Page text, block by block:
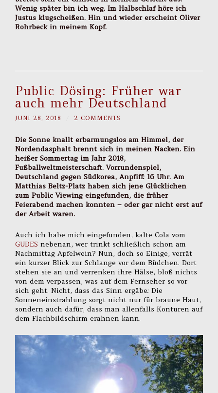
Wenig später bin ich weg. Im Halbschlaf höre ich
Justus klugscheißen. Hin und wieder erscheint Oliver
Rohrbeck in meinem Kopf.
Public Dösing: Früher war
auch mehr Deutschland
JUNI 28, 2018 2 COMMENTS
Die Sonne knallt erbarmungslos am Himmel, der
Nordendasphalt brennt sich in meinen Nacken. Ein
heißer Sommertag im Jahr 2018,
Fußballweltmeisterschaft. Vorrundenspiel,
Deutschland gegen Südkorea, Anpfiff: 16 Uhr. Am
Matthias Beltz-Platz haben sich jene Glücklichen
zum Public Viewing eingefunden, die früher
Feierabend machen konnten – oder gar nicht erst auf
der Arbeit waren.
Auch ich habe mich eingefunden, kalte Cola vom
GUDES nebenan, wer trinkt schließlich schon am
Nachmittag Apfelwein? Nun, doch so Einige, verrät
ein kurzer Blick zur Schlange vor dem Büdchen. Dort
stehen sie an und verrenken ihre Hälse, bloß nichts
von dem verpassen, was auf dem Fernseher so vor
sich geht. Nicht, dass das Sinn ergäbe: Die
Sonneneinstrahlung sorgt nicht nur für braune Haut,
sondern auch dafür, dass man allenfalls Konturen auf
dem Flachbildschirm erahnen kann.